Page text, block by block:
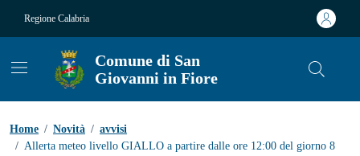
Regione Calabria
Comune di San
Giovanni in Fiore
Home / Novità / avvisi
/ Allerta meteo livello GIALLO a partire dalle ore 12:00 del giorno 8